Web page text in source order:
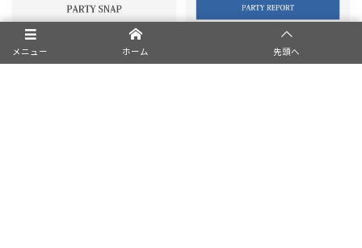
メニュー ホーム 先頭へ